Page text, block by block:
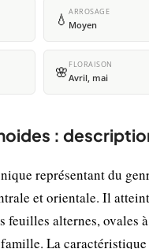
💧 ARROSAGE
Moyen
🌸 FLORAISON
Avril, mai
:
représentant du
et orientale. Il
feuilles alternes, ovales
La